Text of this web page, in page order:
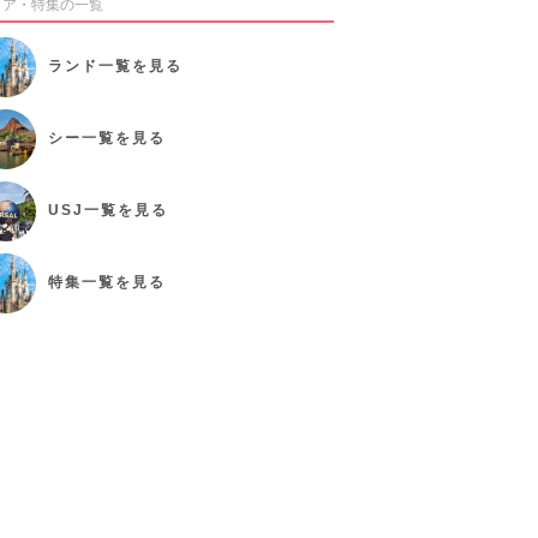
・特集の一覧
ランド 一覧を見る
シー一覧を見る
USJ 一覧を見る
特集一覧を見る